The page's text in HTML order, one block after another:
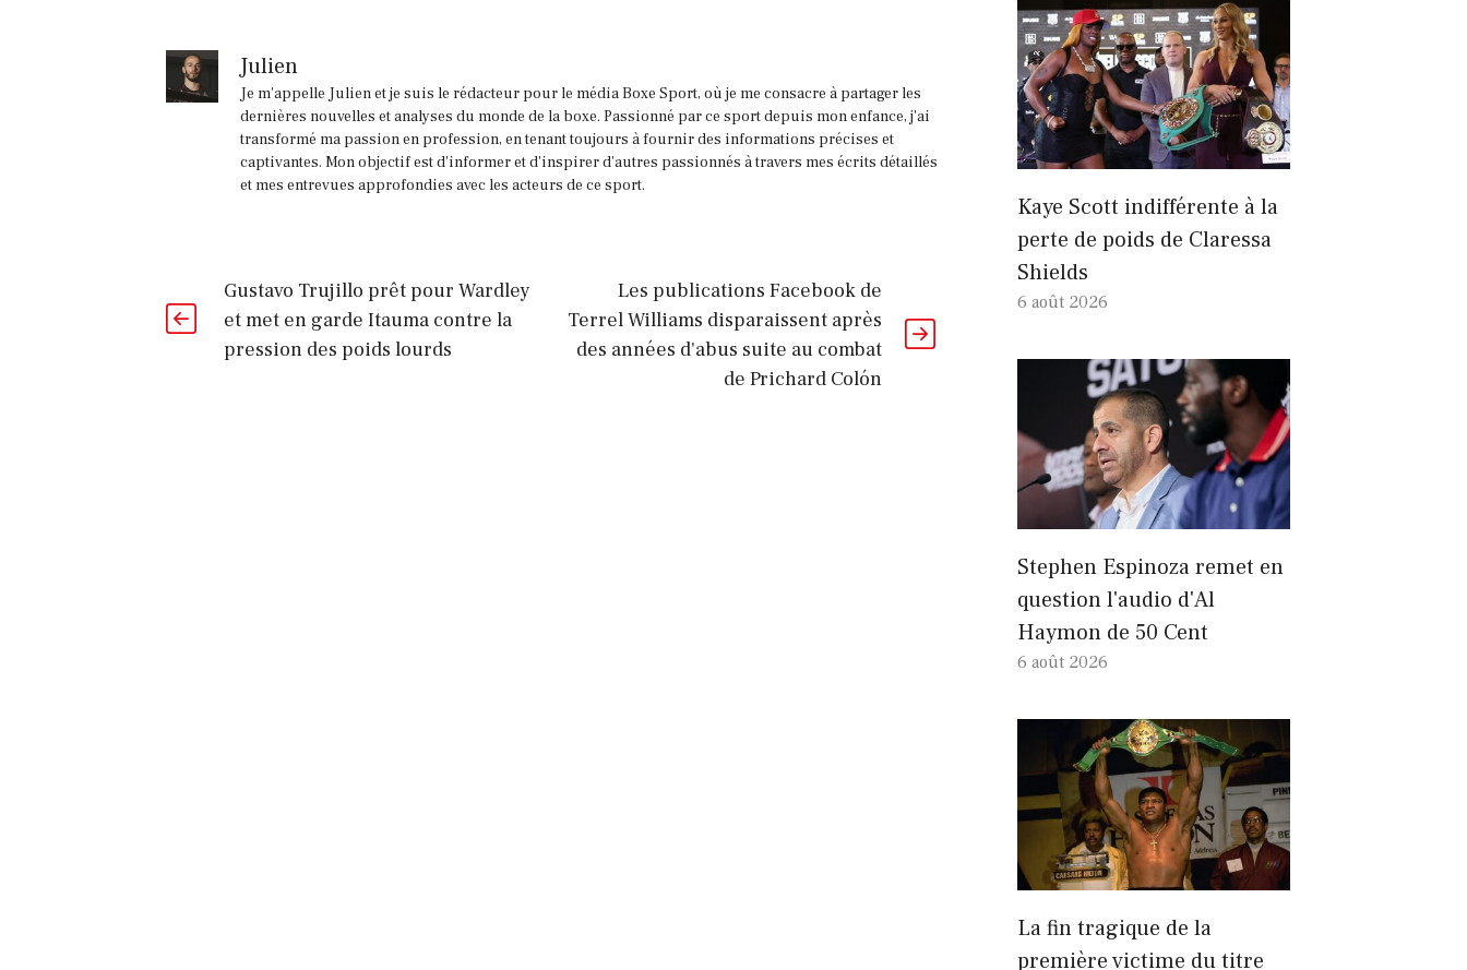
Julien
Je m'appelle Julien et je suis le rédacteur pour le média Boxe Sport, où je me consacre à partager les
dernières nouvelles et analyses du monde de la boxe. Passionné par ce sport depuis mon enfance, j'ai
transformé ma passion en profession, en tenant toujours à fournir des informations précises et
captivantes. Mon objectif est d'informer et d'inspirer d'autres passionnés à travers mes écrits détaillés
et mes entrevues approfondies avec les acteurs de ce sport.
Gustavo Trujillo prêt pour Wardley
et met en garde Itauma contre la
pression des poids lourds
Les publications Facebook de
Terrel Williams disparaissent après
des années d'abus suite au combat
de Prichard Colón
Kaye Scott indifférente à la
perte de poids de Claressa
Shields
6 août 2026
Stephen Espinoza remet en
question l'audio d'Al
Haymon de 50 Cent
6 août 2026
La fin tragique de la
première victime du titre